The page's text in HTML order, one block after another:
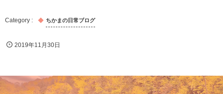
ちかまの日常ブログ
2019年11月30日